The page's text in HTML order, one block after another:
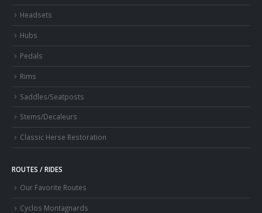
Headsets
Hubs
Pedals
Rims
Saddles/Seatposts
Stems/Decaleurs
Classic Herse Restoration
ROUTES / RIDES
Our Favorite Routes
Cyclos Montagnards